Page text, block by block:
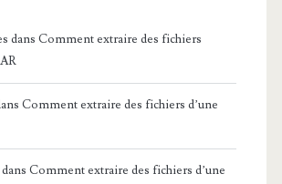
dans Comment extraire des fichiers
Comment extraire des fichiers d’une
dans Comment extraire des fichiers d’une